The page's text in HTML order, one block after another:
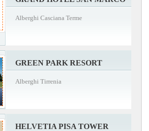
Alberghi Casciana Terme
GREEN PARK RESORT
Alberghi Tirrenia
HELVETIA PISA TOWER